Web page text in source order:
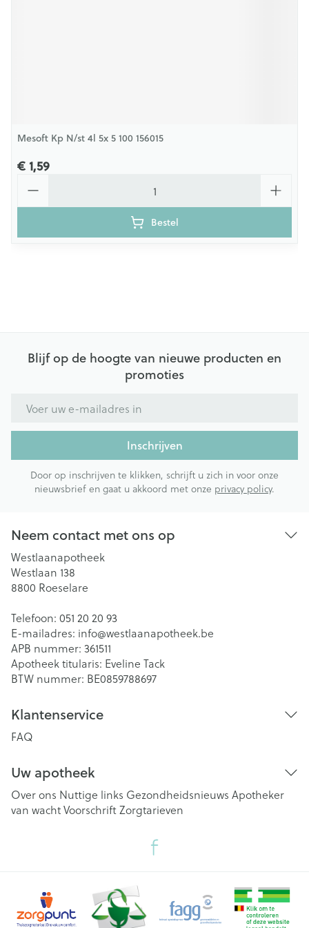
Mesoft Kp N/st 4l 5x 5 100 156015
€ 1,59
Bestel
Blijf op de hoogte van nieuwe producten en
promoties
Inschrijven
Door op inschrijven te klikken, schrijft u zich in voor onze
nieuwsbrief en gaat u akkoord met onze privacy policy.
Neem contact met ons op
Westlaanapotheek
Westlaan 138
8800 Roeselare
Telefoon: 051 20 20 93
E-mailadres: info@westlaanapotheek.be
APB nummer: 361511
Apotheek titularis: Eveline Tack
BTW nummer: BE0859788697
Klantenservice
FAQ
Uw apotheek
Over ons Nuttige links Gezondheidsnieuws Apotheker
van wachtVoorschriftZorgtarieven